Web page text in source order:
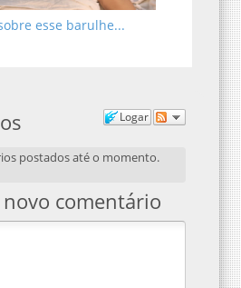
esse barulhe...
Logar
postados até o momento.
comentário